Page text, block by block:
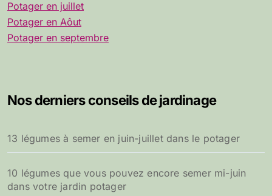
Potager en juillet
Potager en Aôut
Potager en septembre
Nos derniers conseils de jardinage
13 légumes à semer en juin-juillet dans le potager
10 légumes que vous pouvez encore semer mi-juin
dans votre jardin potager